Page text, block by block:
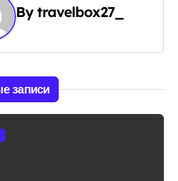
Bytravelbox27_
записи